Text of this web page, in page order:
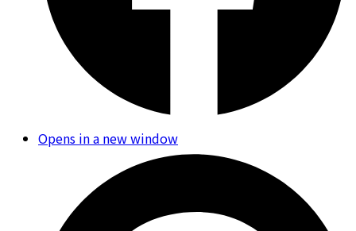
Opens in a new window